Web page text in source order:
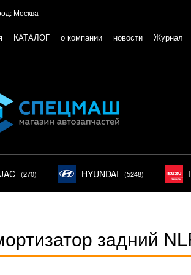
Москва
КАТАЛОГ о компании новости Журнал
JAC (270) HYUNDAI (5248)
задний